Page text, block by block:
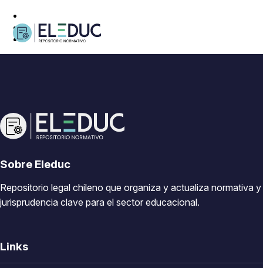
Sobre Eleduc
Repositorio legal chileno que organiza y actualiza normativa y
jurisprudencia clave para el sector educacional.
Links